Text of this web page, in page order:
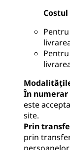
În numerar
este
site.
Prin transfe
prin